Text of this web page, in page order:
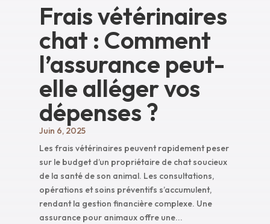
Frais vétérinaires
chat : Comment
l’assurance peut-
elle alléger vos
dépenses ?
Juin 6, 2025
Les frais vétérinaires peuvent rapidement peser
sur le budget d’un propriétaire de chat soucieux
de la santé de son animal. Les consultations,
opérations et soins préventifs s’accumulent,
rendant la gestion financière complexe. Une
assurance pour animaux offre une...